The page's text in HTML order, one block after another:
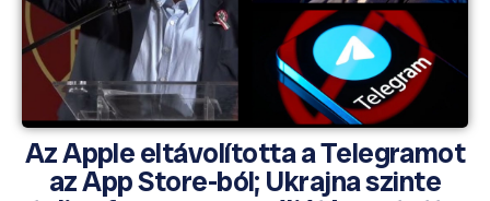
Az Apple eltávolította a Telegramot
az App Store-ból; Ukrajna szinte